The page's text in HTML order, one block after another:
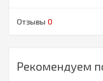
Отзывы 0
Рекомендуем